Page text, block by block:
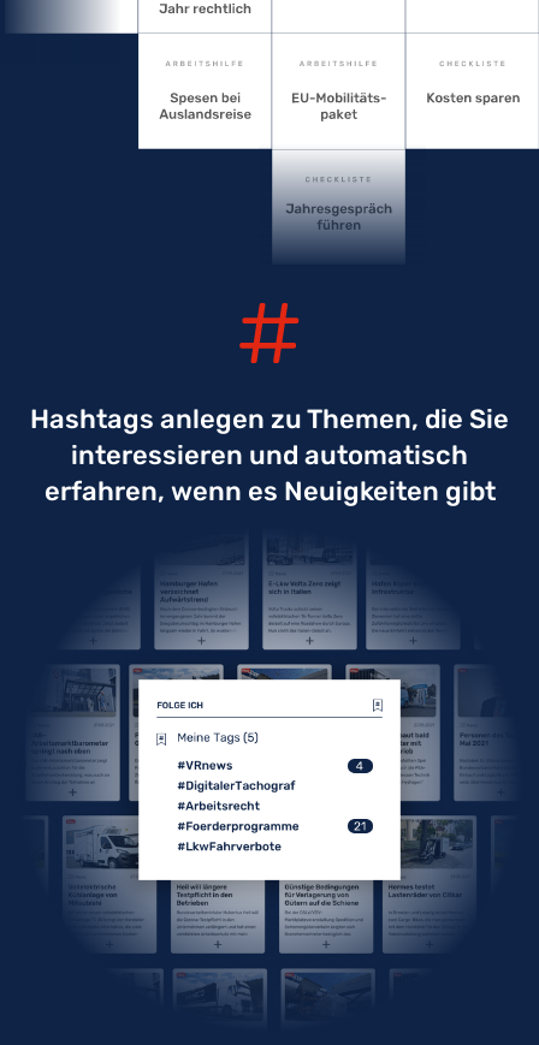
Hashtags anlegen zu Themen, die Sie
interessieren und automatisch
erfahren, wenn es Neuigkeiten gibt